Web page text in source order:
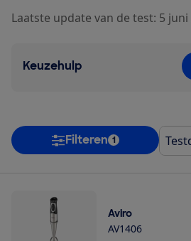
Laatste update van de test: 5 juni
Keuzehulp
Filteren 1
Aviro
AV1406